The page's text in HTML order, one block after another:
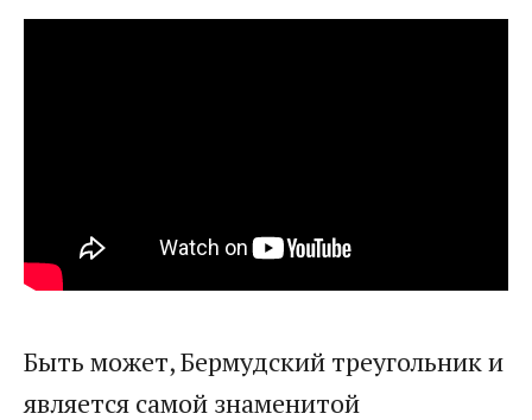
Быть может, Бермудский треугольник и
является самой знаменитой